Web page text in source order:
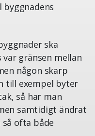
byggnadens
ska
gränsen mellan
någon skarp
till exempel byter
så har man
samtidigt ändrat
ofta både